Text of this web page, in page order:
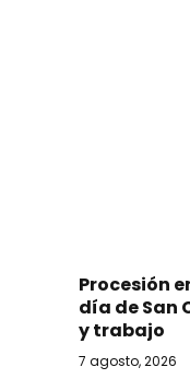
Procesión
día de San
y trabajo
7 agosto, 2026